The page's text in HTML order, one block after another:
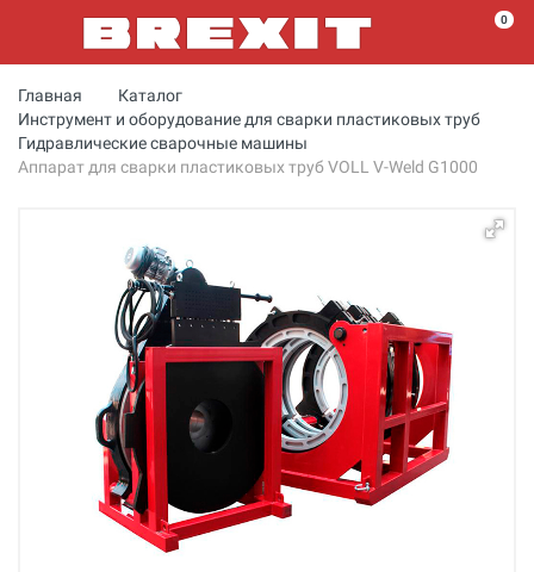
0
Главная
Каталог
Инструмент и оборудование для сварки пластиковых труб
Гидравлические сварочные машины
Аппарат для сварки пластиковых труб VOLL V-Weld G1000